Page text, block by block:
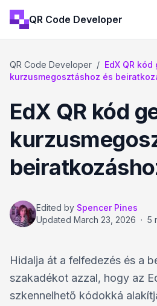
QR Code Developer
QR Code Developer / EdX QR
kurzusmegosztáshoz és
EdX QR kód
Edited by Spencer Pines
Updated March 23, 2026 · 5
Hidalja át a felfedezés és a
szakadékot azzal, hogy az
szkennelhető kódokká